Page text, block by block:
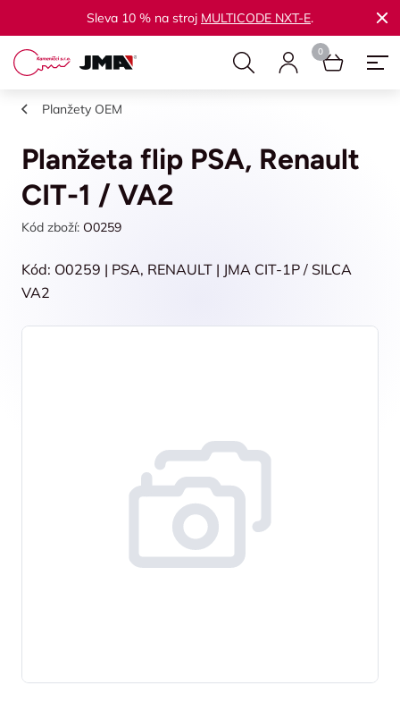
Sleva 10 % na stroj MULTICODE NXT-E.
Planžety OEM
Planžeta flip PSA, Renault
CIT-1 / VA2
Kód zboží: O0259
Kód: O0259 | PSA, RENAULT | JMA CIT-1P / SILCA
VA2